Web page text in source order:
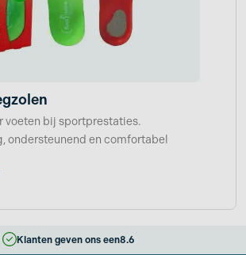
voeten bij sportprestaties.
ondersteunend en comfortabel
Klanten geven ons een8.6